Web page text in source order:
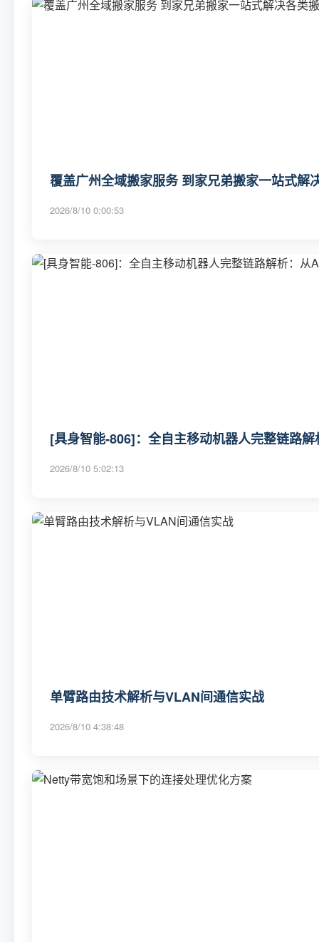
覆盖广州全域搬家服务 到家兄弟搬家一站式解
2026/8/10 0:00:53
[具身智能-806]：全自主移动机器人完整链路
2026/8/10 5:02:13
单臂路由技术解析与VLAN间通信实战
2026/8/10 4:38:48